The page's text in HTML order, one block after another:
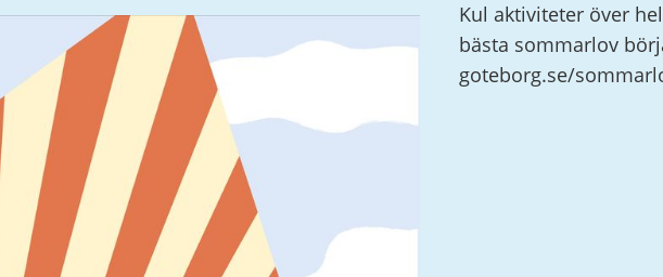
Kul aktiviteter över
bästa sommarlov
goteborg.se/